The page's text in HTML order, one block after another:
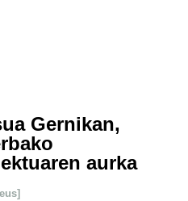
Gernikan,
aurka